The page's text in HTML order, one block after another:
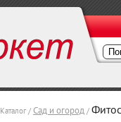
Каталог / Сад и огород /